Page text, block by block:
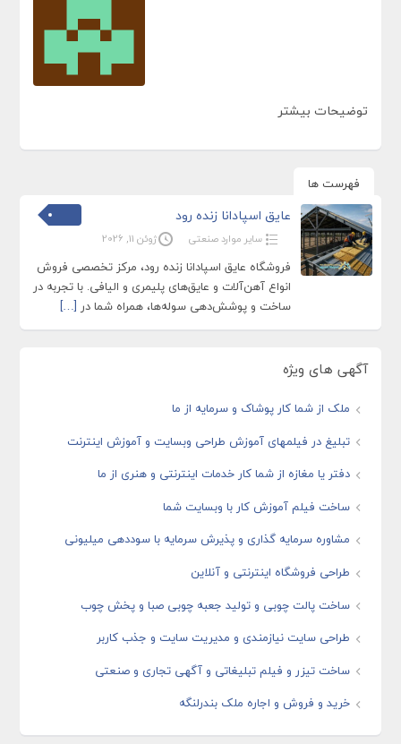
توضیحات بیشتر
فهرست ها
عایق اسپادانا زنده رود
سایر موارد صنعتی ژوئن 11, 2026
فروشگاه عایق اسپادانا زنده رود، مرکز تخصصی فروش
انواع آهن‌آلات و عایق‌های پلیمری و الیافی. با تجربه در
ساخت و پوشش‌دهی سوله‌ها، همراه شما در […]
آگهی های ویژه
ملک از شما کار پوشاک و سرمایه از ما
تبلیغ در فیلمهای آموزش طراحی وبسایت و آموزش اینترنت
دفتر یا مغازه از شما کار خدمات اینترنتی و هنری از ما
ساخت فیلم آموزش کار با وبسایت شما
مشاوره سرمایه گذاری و پذیرش سرمایه با سوددهی میلیونی
طراحی فروشگاه اینترنتی و آنلاین
ساخت پالت چوبی و تولید جعبه چوبی صبا و پخش چوب
طراحی سایت نیازمندی و مدیریت سایت و جذب کاربر
ساخت تیزر و فیلم تبلیغاتی و آگهی تجاری و صنعتی
خرید و فروش و اجاره ملک بندرلنگه